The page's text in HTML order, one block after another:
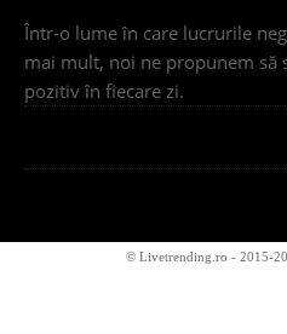
Într-o lume în care lucrurile
mai mult, noi ne propunem să
pozitiv în fiecare zi.
© Livetrending.ro - 2015-